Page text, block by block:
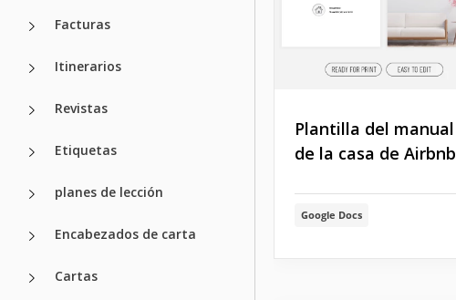
Facturas
Itinerarios
Revistas
Etiquetas
planes de lección
Encabezados de carta
Cartas
Plantilla del manual
de la casa de Airbnb
Google Docs